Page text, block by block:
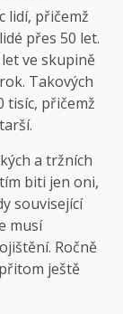
lidí, přičemž
přes 50 let.
ve skupině
Takových
tisíc, přičemž
a tržních
biti jen oni,
související
musí
Ročně
ještě